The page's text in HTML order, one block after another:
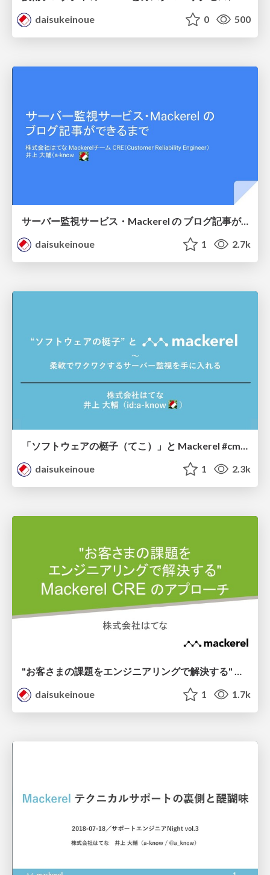
daisukeinoue
0 500
サーバー監視サービス・Mackerel の ブログ記事ができるまで / How to write Mackerel blog article
daisukeinoue
1 2.7k
「ソフトウェアの梃子（てこ）」と Mackerel #cmdevio / mackerel with software insulator
daisukeinoue
1 2.3k
"お客さまの課題をエンジニアリングで解決する" Mackerel CRE のアプローチ / Introducing Mackerel CRE
daisukeinoue
1 1.7k